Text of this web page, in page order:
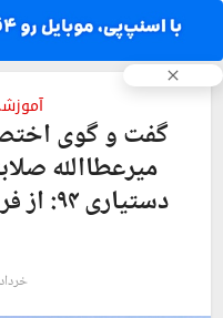
گفت و گوی
میرعطاالله
خرداد ۱, ۱۳۹۴